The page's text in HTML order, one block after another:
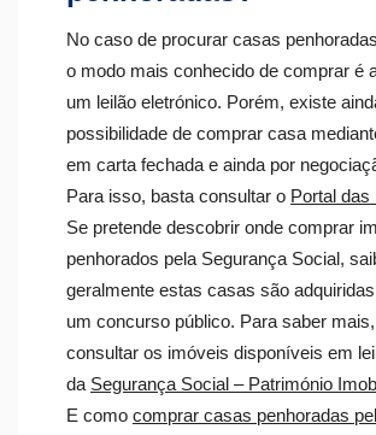
No caso de procurar casas
o modo mais conhecido de comprar é
um leilão eletrónico. Porém, existe
possibilidade de comprar casa
em carta fechada e ainda por
Para isso, basta consultar o Portal das
Se pretende descobrir onde comprar
penhorados pela Segurança Social,
geralmente estas casas são
um concurso público. Para saber
consultar os imóveis disponíveis em
da Segurança Social – Património
E como comprar casas penhoradas